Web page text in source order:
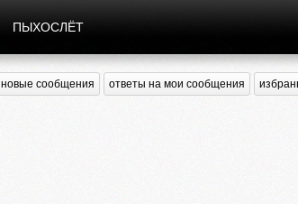
ПЫХОСЛЁТ
новые сообщения ответы на мои сообщения